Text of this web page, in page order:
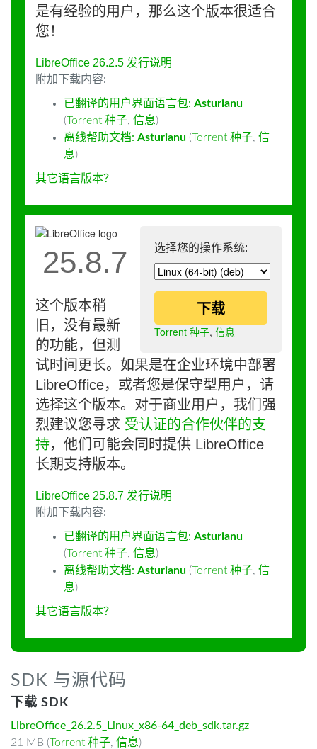
是有经验的用户，那么这个版本很适合
您！
LibreOffice 26.2.5 发行说明
附加下载内容:
已翻译的用户界面语言包: Asturianu
(Torrent 种子, 信息)
离线帮助文档: Asturianu (Torrent 种子, 信
息)
其它语言版本？
选择您的操作系统:
下载
Torrent 种子, 信息
25.8.7
这个版本稍
旧，没有最新
的功能，但测
试时间更长。如果是在企业环境中部署
LibreOffice，或者您是保守型用户，请
选择这个版本。对于商业用户，我们强
烈建议您寻求 受认证的合作伙伴的支
持，他们可能会同时提供 LibreOffice
长期支持版本。
LibreOffice 25.8.7 发行说明
附加下载内容:
已翻译的用户界面语言包: Asturianu
(Torrent 种子, 信息)
离线帮助文档: Asturianu (Torrent 种子, 信
息)
其它语言版本？
SDK 与源代码
下载 SDK
LibreOffice_26.2.5_Linux_x86-64_deb_sdk.tar.gz
21 MB (Torrent 种子, 信息)